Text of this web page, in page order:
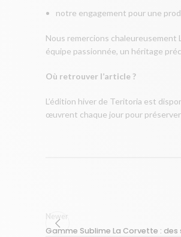
notre engagement pour une
Nous remercions chaleureusement
équipe passionnée, un héritage
Où retrouver l’article ?
L’édition hiver de Teritoria est
œuvrent chaque jour pour préserver
Newer
Gamme Sublime La Corvette :